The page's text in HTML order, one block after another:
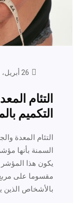
التئام
التكميم
التئام المعدة
يكون هذا المؤشر
مقسوما على مربع
بالأشخاص